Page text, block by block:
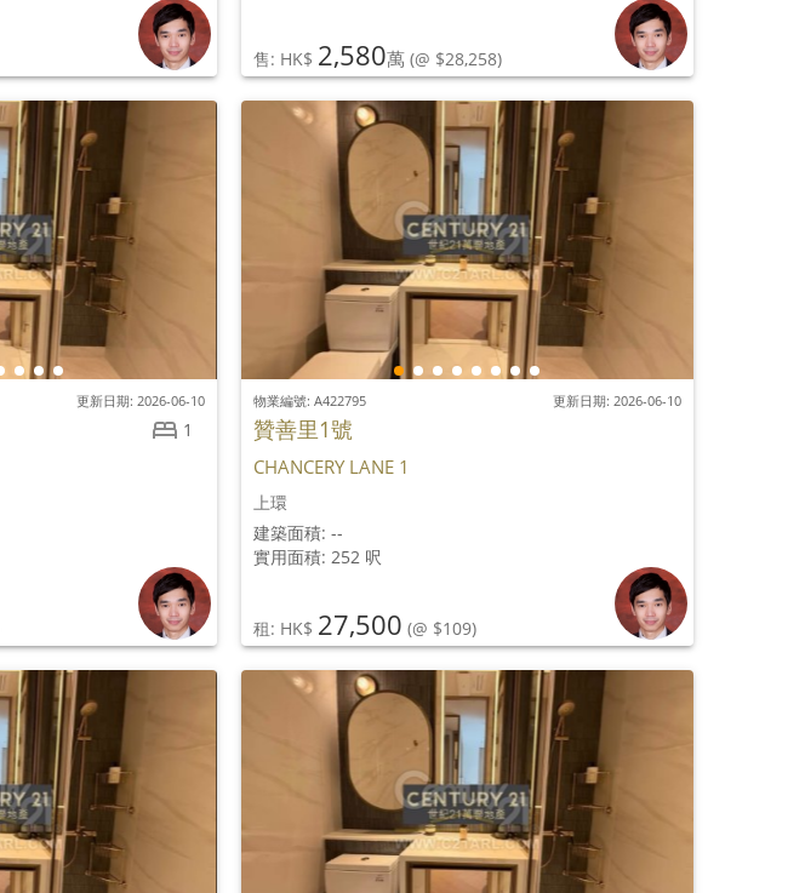
售: HK$ 2,580萬(@ $28,258)
1
更新日期: 2026-06-10 物業編號: A422795 更新日期: 2026-06-10
贊善里1號
CHANCERY LANE 1
上環
建築面積: --
實用面積: 252 呎
租: HK$ 27,500 (@ $109)